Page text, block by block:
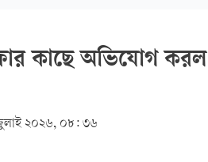
কাছে অভিযোগ
২০২৬, ০৮: ৩৬